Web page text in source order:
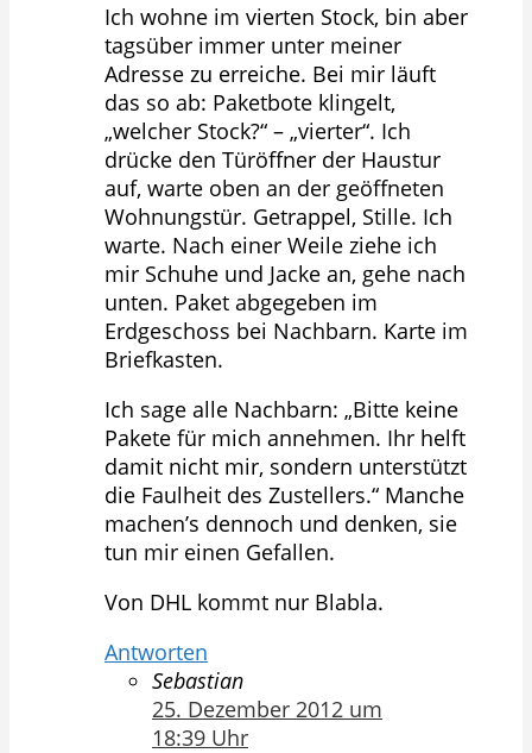
Ich wohne im vierten Stock, bin aber
tagsüber immer unter meiner
Adresse zu erreiche. Bei mir läuft
das so ab: Paketbote klingelt,
„welcher Stock?“ – „vierter“. Ich
drücke den Türöffner der Haustur
auf, warte oben an der geöffneten
Wohnungstür. Getrappel, Stille. Ich
warte. Nach einer Weile ziehe ich
mir Schuhe und Jacke an, gehe nach
unten. Paket abgegeben im
Erdgeschoss bei Nachbarn. Karte im
Briefkasten.
Ich sage alle Nachbarn: „Bitte keine
Pakete für mich annehmen. Ihr helft
damit nicht mir, sondern unterstützt
die Faulheit des Zustellers.“ Manche
machen’s dennoch und denken, sie
tun mir einen Gefallen.
Von DHL kommt nur Blabla.
Antworten
Sebastian
25. Dezember 2012 um
18:39 Uhr